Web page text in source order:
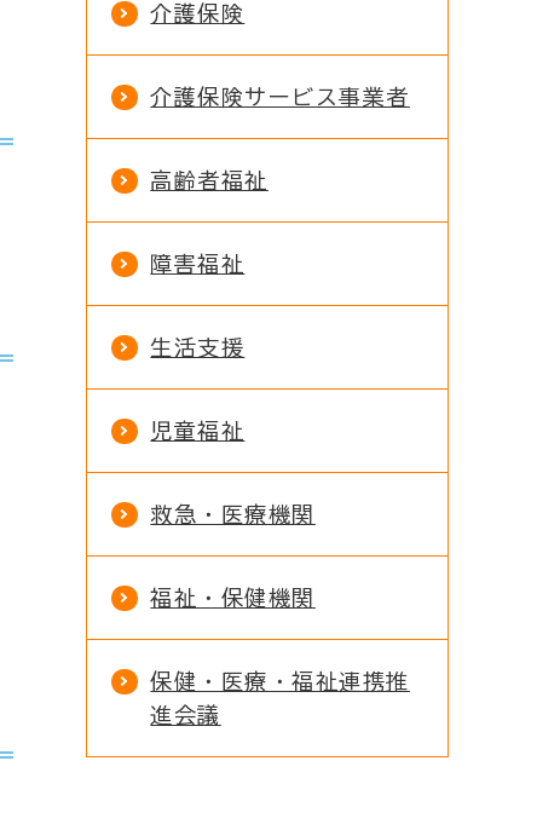
介護保険
介護保険サービス事業者
高齢者福祉
障害福祉
生活支援
児童福祉
救急・医療機関
福祉・保健機関
保健・医療・福祉連携推
進会議